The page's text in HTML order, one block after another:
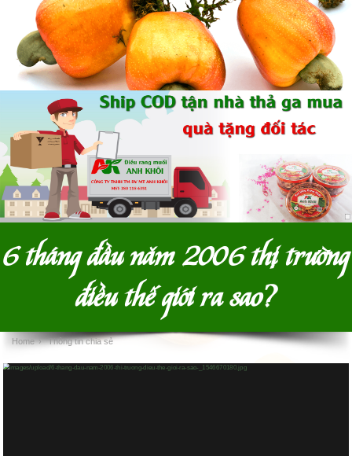
6 tháng đầu năm 2006 thị trường
điều thế giới ra sao?
Home › Thông tin chia sẻ